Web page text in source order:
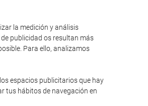
la medición y análisis
publicidad os resultan más
Para ello, analizamos
espacios publicitarios que hay
tus hábitos de navegación en